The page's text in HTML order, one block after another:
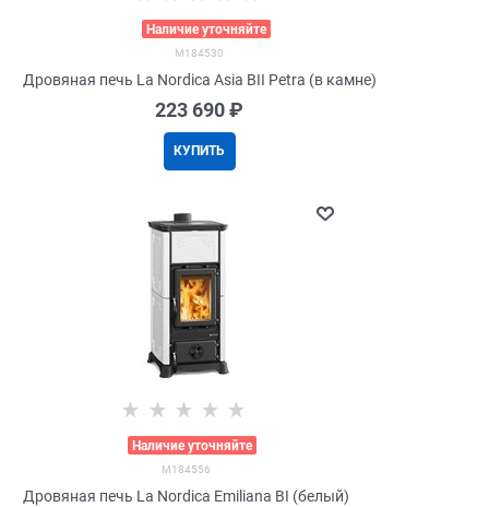
Наличие уточняйте
M184530
Дровяная печь La Nordica Asia BII Petra (в камне)
223 690 ₽
КУПИТЬ
Наличие уточняйте
M184556
Дровяная печь La Nordica Emiliana BI (белый)